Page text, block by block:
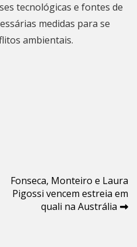
tecnológicas e fontes de
medidas para se
ambientais.
Fonseca, Monteiro e Laura
Pigossi vencem estreia em
quali na Austrália